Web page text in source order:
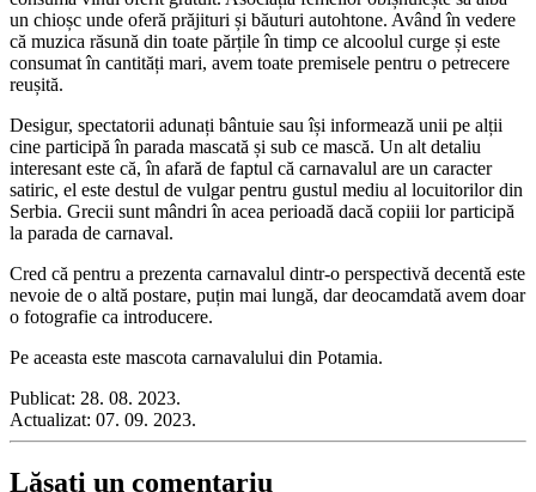
un chioșc unde oferă prăjituri și băuturi autohtone. Având în vedere
că muzica răsună din toate părțile în timp ce alcoolul curge și este
consumat în cantități mari, avem toate premisele pentru o petrecere
reușită.
Desigur, spectatorii adunați bântuie sau își informează unii pe alții
cine participă în parada mascată și sub ce mască. Un alt detaliu
interesant este că, în afară de faptul că carnavalul are un caracter
satiric, el este destul de vulgar pentru gustul mediu al locuitorilor din
Serbia. Grecii sunt mândri în acea perioadă dacă copiii lor participă
la parada de carnaval.
Cred că pentru a prezenta carnavalul dintr-o perspectivă decentă este
nevoie de o altă postare, puțin mai lungă, dar deocamdată avem doar
o fotografie ca introducere.
Pe aceasta este mascota carnavalului din Potamia.
Publicat: 28. 08. 2023.
Actualizat: 07. 09. 2023.
Lăsați un comentariu